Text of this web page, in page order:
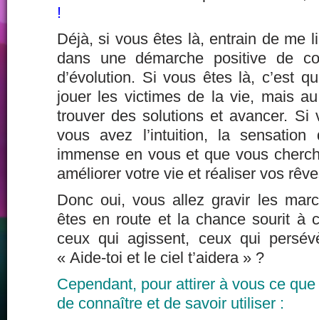
!
Déjà, si vous êtes là, entrain de me
dans une démarche positive de
d’évolution. Si vous êtes là, c’est
jouer les victimes de la vie, mais
trouver des solutions et avancer. Si
vous avez l’intuition, la
immense en vous et que vous
améliorer votre vie et réaliser vos
Donc oui, vous allez gravir les
êtes en route et la chance sourit à
ceux qui agissent, ceux qui
« Aide-toi et le ciel t’aidera » ?
Cependant, pour attirer à vous ce
de connaître et de savoir utiliser :